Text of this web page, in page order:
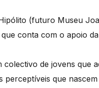
(futuro Museu
conta com o apoio
de jovens que
perceptíveis que